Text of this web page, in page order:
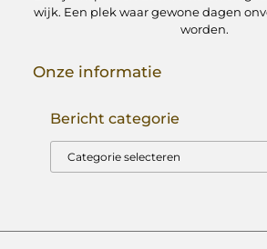
wijk. Een plek waar gewone dagen
worden.
Onze informatie
Bericht categorie